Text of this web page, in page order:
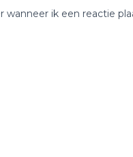
wanneer ik een reactie